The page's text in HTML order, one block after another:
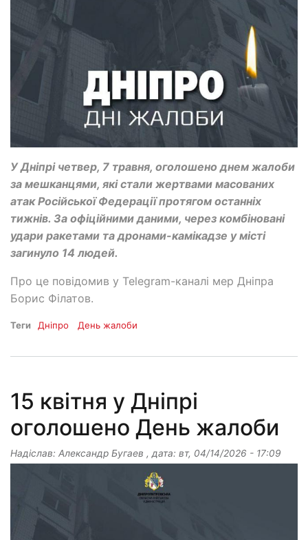
У Дніпрі четвер, 7 травня, оголошено днем жалоби
за мешканцями, які стали жертвами масованих
атак Російської Федерації протягом останніх
тижнів. За офіційними даними, через комбіновані
удари ракетами та дронами-камікадзе у місті
загинуло 14 людей.
Про це повідомив у Telegram-каналі мер Дніпра
Борис Філатов.
Теги Дніпро День жалоби
15 квітня у Дніпрі
оголошено День жалоби
Надіслав: Александр Бугаев , дата: вт, 04/14/2026 - 17:09